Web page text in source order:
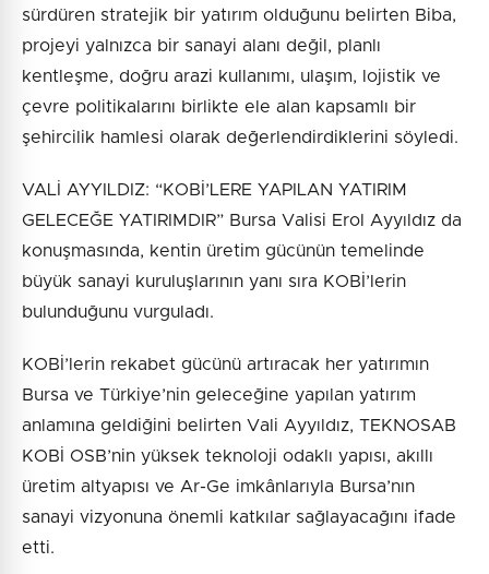
sürdüren stratejik bir yatırım olduğunu belirten Biba,
projeyi yalnızca bir sanayi alanı değil, planlı
kentleşme, doğru arazi kullanımı, ulaşım, lojistik ve
çevre politikalarını birlikte ele alan kapsamlı bir
şehircilik hamlesi olarak değerlendirdiklerini söyledi.
VALİ AYYILDIZ: “KOBİ’LERE YAPILAN YATIRIM
GELECEĞE YATIRIMDIR” Bursa Valisi Erol Ayyıldız da
konuşmasında, kentin üretim gücünün temelinde
büyük sanayi kuruluşlarının yanı sıra KOBİ’lerin
bulunduğunu vurguladı.
KOBİ’lerin rekabet gücünü artıracak her yatırımın
Bursa ve Türkiye’nin geleceğine yapılan yatırım
anlamına geldiğini belirten Vali Ayyıldız, TEKNOSAB
KOBİ OSB’nin yüksek teknoloji odaklı yapısı, akıllı
üretim altyapısı ve Ar-Ge imkânlarıyla Bursa’nın
sanayi vizyonuna önemli katkılar sağlayacağını ifade
etti.